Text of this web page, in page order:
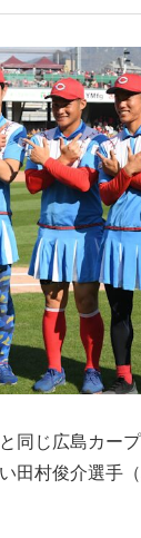
同じ広島カー
田村俊介選手